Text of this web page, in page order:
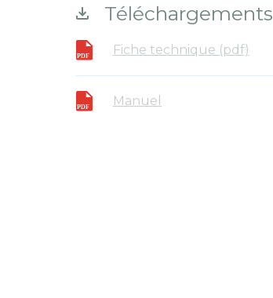
Téléchargements
Fiche technique (pdf)
Manuel